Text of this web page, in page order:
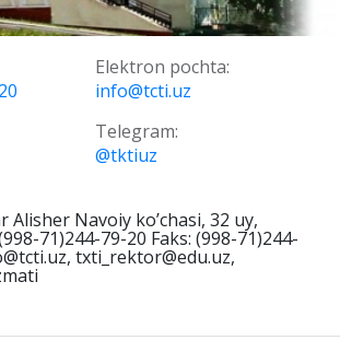
Elektron pochta:
info@tcti.uz
Telegram:
@tktiuz
Navoiy ko’chasi, 32 uy,
71)244-79-20 Faks: (998-71)244-
txti_rektor@edu.uz,